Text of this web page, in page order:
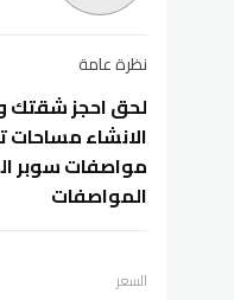
نظرة عامة
مواصفات سوبر
المواصفات
السعر